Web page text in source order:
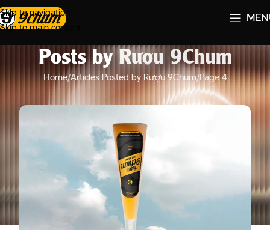
Skip to navigation
Skip to main content
Posts by Rượu 9Chum
Home Articles Posted by Rượu 9Chum Page 4